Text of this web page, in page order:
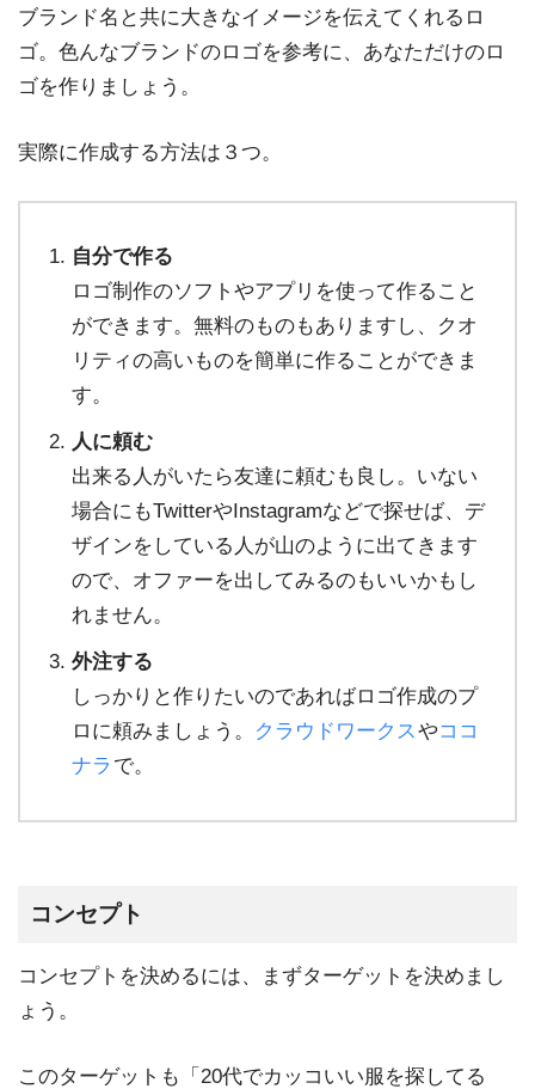
ブランド名と共に大きなイメージを伝えてくれるロ
ゴ。色んなブランドのロゴを参考に、あなただけのロ
ゴを作りましょう。
実際に作成する方法は３つ。
自分で作る
ロゴ制作のソフトやアプリを使って作ること
ができます。無料のものもありますし、クオ
リティの高いものを簡単に作ることができま
す。
人に頼む
出来る人がいたら友達に頼むも良し。いない
場合にもTwitterやInstagramなどで探せば、デ
ザインをしている人が山のように出てきます
ので、オファーを出してみるのもいいかもし
れません。
外注する
しっかりと作りたいのであればロゴ作成のプ
ロに頼みましょう。
クラウドワークスやココ
ナラ で。
コンセプト
コンセプトを決めるには、まずターゲットを決めまし
ょう。
このターゲットも「20代でカッコいい服を探してる